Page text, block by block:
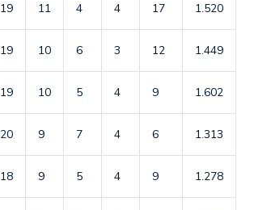
19 11 4 4 17 1.520
19 10 6 3 12 1.449
19 10 5 4 9 1.602
20 9 7 4 6 1.313
18 9 5 4 9 1.278